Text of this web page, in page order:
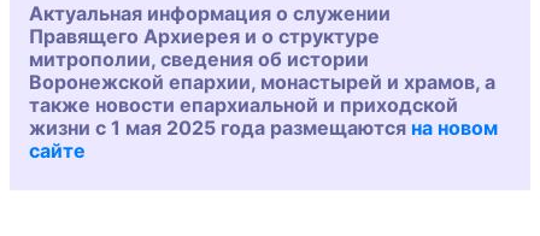
Актуальная информация о служении
Правящего Архиерея и о структуре
митрополии, сведения об истории
Воронежской епархии, монастырей и храмов, а
также новости епархиальной и приходской
жизни с 1 мая 2025 года размещаются на новом
сайте